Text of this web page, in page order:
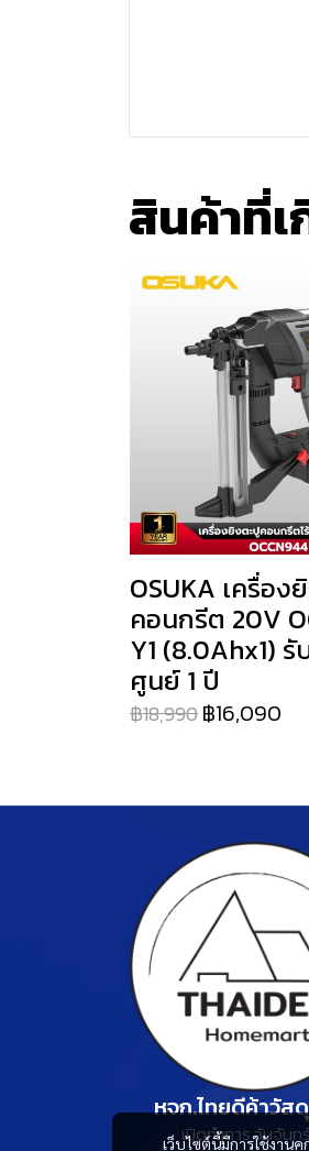
สินค้าที่
OSUKA เครื่อง
คอนกรีต 20V
Y1 (8.0Ahx1) รั
ศูนย์ 1 ปี
฿18,990฿16,090
เว็บไซต์นี้มีการใช้งาน
หจก.ไทยดีค้าวัส
เปิดทำการ วันจันท